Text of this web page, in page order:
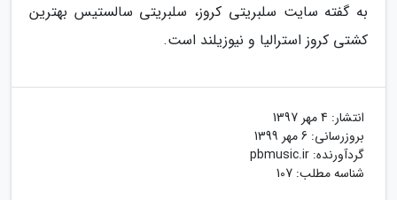
به گفته سایت سلبریتی کروز، سلبریتی سالستیس بهترین
کشتی کروز استرالیا و نیوزیلند است.
انتشار: 4 مهر 1397
بروزرسانی: 6 مهر 1399
گردآورنده: pbmusic.ir
شناسه مطلب: 107